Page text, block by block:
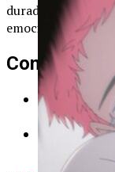
duradouras,
emocional e os
Confira
10 Melhores
assistir
10 furos de
anime